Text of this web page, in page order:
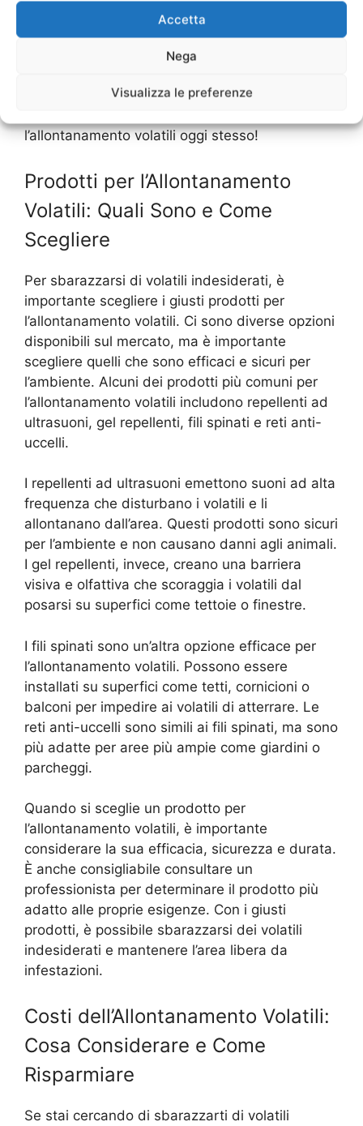
Accetta
Nega
Visualizza le preferenze
Con questi consigli e suggerimenti, puoi trovare
il servizio di allontanamento volatili giusto per te
spazio in modo efficace e conveniente. Non
l’allontanamento volatili oggi stesso!
Prodotti per l’Allontanamento
Volatili: Quali Sono e Come
Scegliere
Per sbarazzarsi di volatili indesiderati, è
importante scegliere i giusti prodotti per
l’allontanamento volatili. Ci sono diverse opzioni
disponibili sul mercato, ma è importante
scegliere quelli che sono efficaci e sicuri per
l’ambiente. Alcuni dei prodotti più comuni per
l’allontanamento volatili includono repellenti ad
ultrasuoni, gel repellenti, fili spinati e reti anti-
uccelli.
I repellenti ad ultrasuoni emettono suoni ad alta
frequenza che disturbano i volatili e li
allontanano dall’area. Questi prodotti sono sicuri
per l’ambiente e non causano danni agli animali.
I gel repellenti, invece, creano una barriera
visiva e olfattiva che scoraggia i volatili dal
posarsi su superfici come tettoie o finestre.
I fili spinati sono un’altra opzione efficace per
l’allontanamento volatili. Possono essere
installati su superfici come tetti, cornicioni o
balconi per impedire ai volatili di atterrare. Le
reti anti-uccelli sono simili ai fili spinati, ma sono
più adatte per aree più ampie come giardini o
parcheggi.
Quando si sceglie un prodotto per
l’allontanamento volatili, è importante
considerare la sua efficacia, sicurezza e durata.
È anche consigliabile consultare un
professionista per determinare il prodotto più
adatto alle proprie esigenze. Con i giusti
prodotti, è possibile sbarazzarsi dei volatili
indesiderati e mantenere l’area libera da
infestazioni.
Costi dell’Allontanamento Volatili:
Cosa Considerare e Come
Risparmiare
Se stai cercando di sbarazzarti di volatili